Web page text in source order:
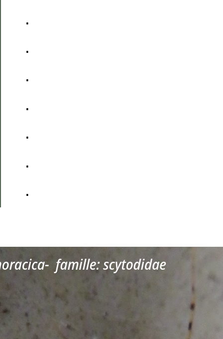
.
.
.
.
.
.
.